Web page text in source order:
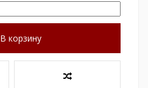
В корзину